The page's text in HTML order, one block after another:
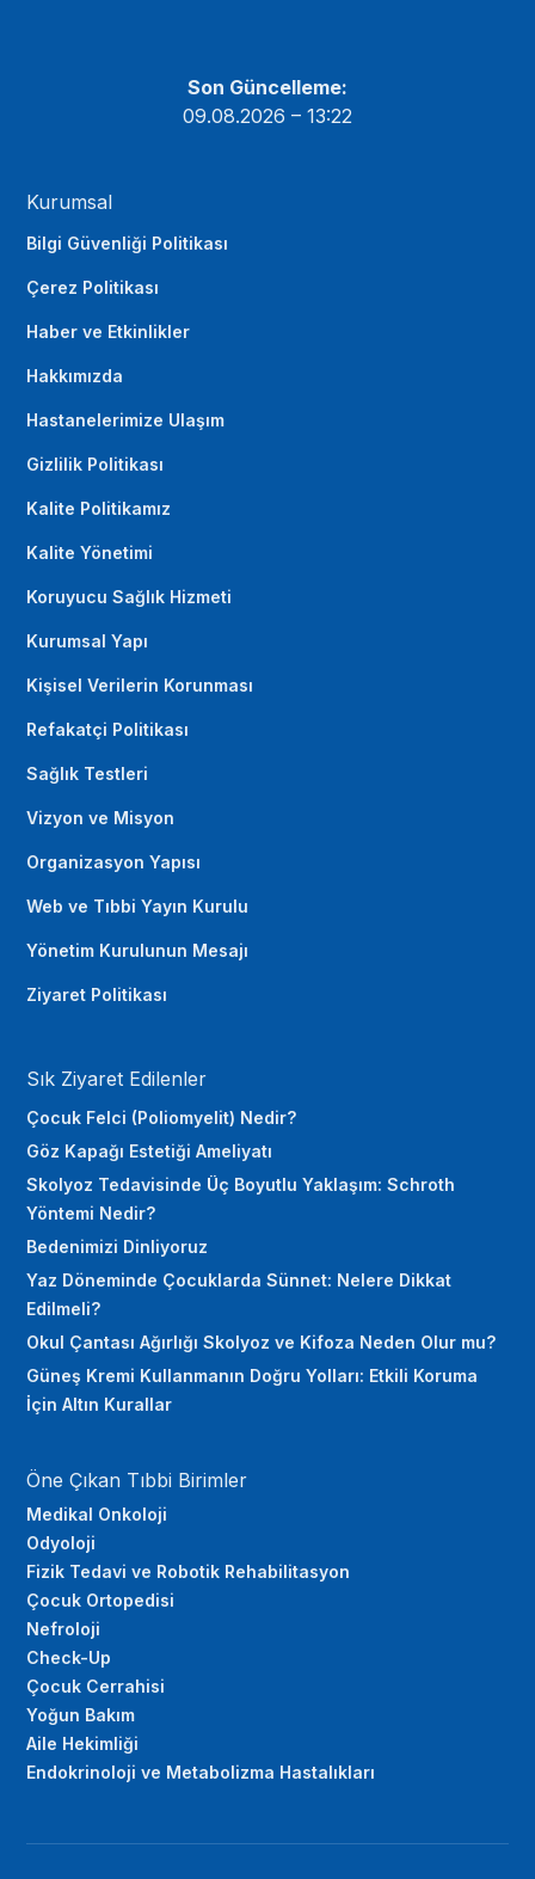
Son Güncelleme:
09.08.2026 – 13:22
Kurumsal
Bilgi Güvenliği Politikası
Çerez Politikası
Haber ve Etkinlikler
Hakkımızda
Hastanelerimize Ulaşım
Gizlilik Politikası
Kalite Politikamız
Kalite Yönetimi
Koruyucu Sağlık Hizmeti
Kurumsal Yapı
Kişisel Verilerin Korunması
Refakatçi Politikası
Sağlık Testleri
Vizyon ve Misyon
Organizasyon Yapısı
Web ve Tıbbi Yayın Kurulu
Yönetim Kurulunun Mesajı
Ziyaret Politikası
Sık Ziyaret Edilenler
Çocuk Felci (Poliomyelit) Nedir?
Göz Kapağı Estetiği Ameliyatı
Skolyoz Tedavisinde Üç Boyutlu Yaklaşım: Schroth
Yöntemi Nedir?
Bedenimizi Dinliyoruz
Yaz Döneminde Çocuklarda Sünnet: Nelere Dikkat
Edilmeli?
Okul Çantası Ağırlığı Skolyoz ve Kifoza Neden Olur mu?
Güneş Kremi Kullanmanın Doğru Yolları: Etkili Koruma
İçin Altın Kurallar
Öne Çıkan Tıbbi Birimler
Medikal Onkoloji
Odyoloji
Fizik Tedavi ve Robotik Rehabilitasyon
Çocuk Ortopedisi
Nefroloji
Check-Up
Çocuk Cerrahisi
Yoğun Bakım
Aile Hekimliği
Endokrinoloji ve Metabolizma Hastalıkları